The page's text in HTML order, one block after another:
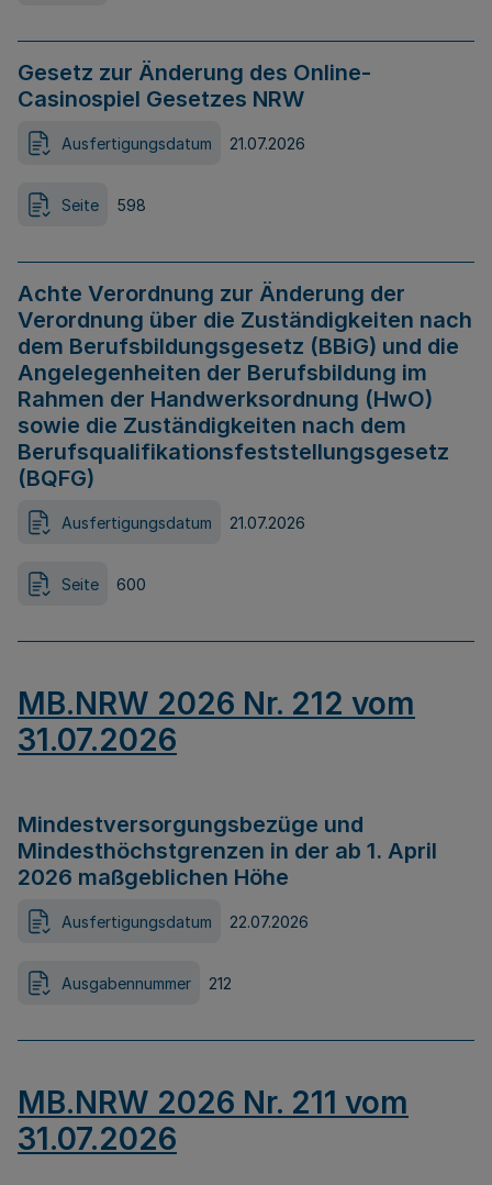
Gesetz zur Änderung des Online-
Casinospiel Gesetzes NRW
Ausfertigungsdatum 21.07.2026
Seite 598
Achte Verordnung zur Änderung der
Verordnung über die Zuständigkeiten nach
dem Berufsbildungsgesetz (BBiG) und die
Angelegenheiten der Berufsbildung im
Rahmen der Handwerksordnung (HwO)
sowie die Zuständigkeiten nach dem
Berufsqualifikationsfeststellungsgesetz
(BQFG)
Ausfertigungsdatum 21.07.2026
Seite 600
MB.NRW 2026 Nr. 212 vom
31.07.2026
Mindestversorgungsbezüge und
Mindesthöchstgrenzen in der ab 1. April
2026 maßgeblichen Höhe
Ausfertigungsdatum 22.07.2026
Ausgabennummer 212
MB.NRW 2026 Nr. 211 vom
31.07.2026